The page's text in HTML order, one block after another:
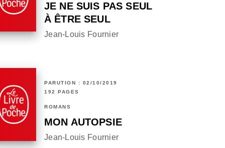
JE NE SUIS PAS SEUL
À ÊTRE SEUL
Jean-Louis Fournier
PARUTION : 02/10/2019
192 PAGES
ROMANS
MON AUTOPSIE
Jean-Louis Fournier